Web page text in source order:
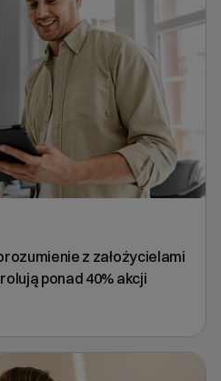
z założycielami
ponad 40% akcji